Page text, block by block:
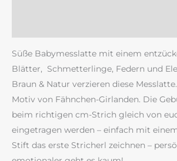
Süße Babymesslatte mit einem
Blätter, Schmetterlinge, Federn und
Braun & Natur verzieren diese
Motiv von Fähnchen-Girlanden. Die
beim richtigen cm-Strich gleich von
eingetragen werden – einfach mit
Stift das erste Stricherl zeichnen –